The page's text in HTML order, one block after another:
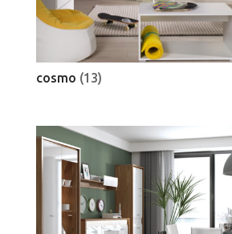
cosmo (13)